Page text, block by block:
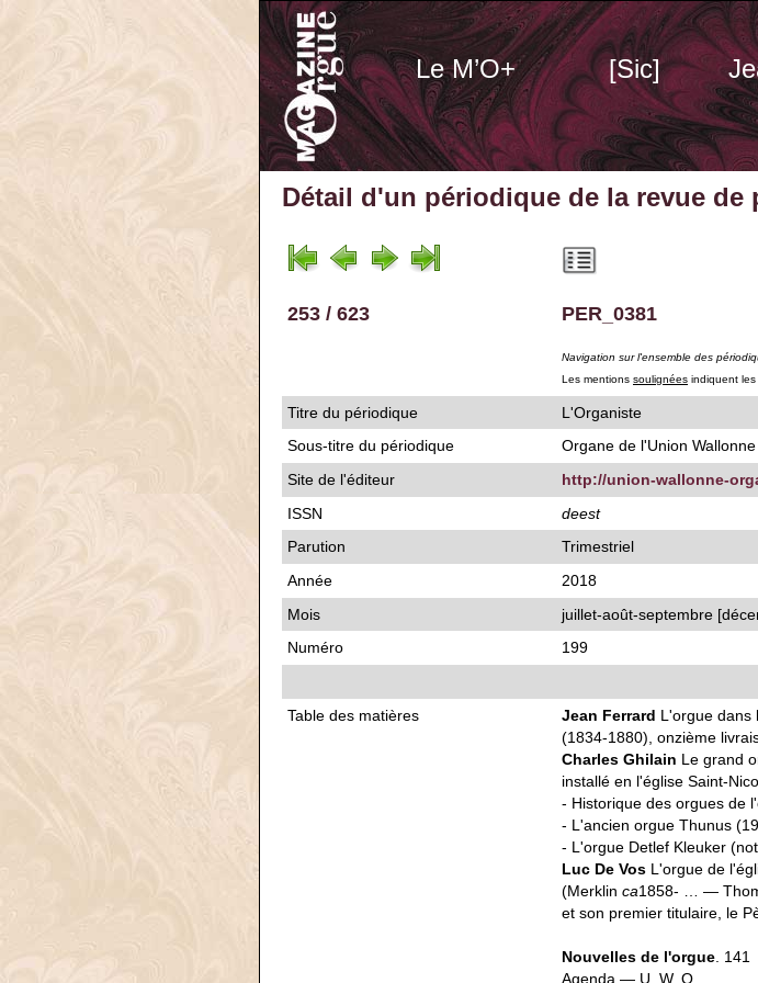
Le M’O+ [Sic]
Détail d'un périodique de la revue de
253 / 623 PER_0381
Navigation sur l'ensemble des
Les mentions soulignées indiquent
Titre du périodique
L'Organiste
Sous-titre du périodique
Organe de l'Union
Site de l'éditeur
http://union-wallonne-
ISSN
deest
Parution
Trimestriel
Année
2018
Mois
juillet-août-septembre
Numéro
199
Table des matières Jean Ferrard L'orgue dans
(1834-1880), onzième
Charles Ghilain Le grand
installé en l'église Saint-
- Historique des orgues de
- L'ancien orgue Thunus
- L'orgue Detlef Kleuker
Luc De Vos L'orgue de
(Merklin ca1858- … —
et son premier titulaire, le
Nouvelles de l'orgue . 141
Agenda — U. W. O.